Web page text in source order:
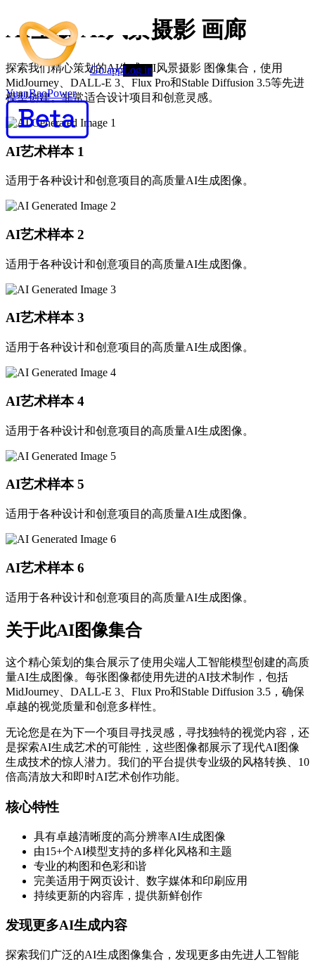
YuanBaoPower
Go appLog in
AI生成 AI风景摄影 画廊
探索我们精心策划的AI生成 AI风景摄影 图像集合，使用
MidJourney、DALL-E 3、Flux Pro和Stable Diffusion 3.5等先进
模型创建。非常适合设计项目和创意灵感。
AI艺术样本 1
适用于各种设计和创意项目的高质量AI生成图像。
AI艺术样本 2
适用于各种设计和创意项目的高质量AI生成图像。
AI艺术样本 3
适用于各种设计和创意项目的高质量AI生成图像。
AI艺术样本 4
适用于各种设计和创意项目的高质量AI生成图像。
AI艺术样本 5
适用于各种设计和创意项目的高质量AI生成图像。
AI艺术样本 6
适用于各种设计和创意项目的高质量AI生成图像。
关于此AI图像集合
这个精心策划的集合展示了使用尖端人工智能模型创建的高质
量AI生成图像。每张图像都使用先进的AI技术制作，包括
MidJourney、DALL-E 3、Flux Pro和Stable Diffusion 3.5，确保
卓越的视觉质量和创意多样性。
无论您是在为下一个项目寻找灵感，寻找独特的视觉内容，还
是探索AI生成艺术的可能性，这些图像都展示了现代AI图像
生成技术的惊人潜力。我们的平台提供专业级的风格转换、10
倍高清放大和即时AI艺术创作功能。
核心特性
具有卓越清晰度的高分辨率AI生成图像
由15+个AI模型支持的多样化风格和主题
专业的构图和色彩和谐
完美适用于网页设计、数字媒体和印刷应用
持续更新的内容库，提供新鲜创作
发现更多AI生成内容
探索我们广泛的AI生成图像集合，发现更多由先进人工智能